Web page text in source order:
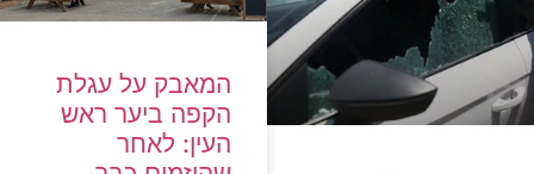
המאבק על עגלת
הקפה ביער ראש
העין: לאחר